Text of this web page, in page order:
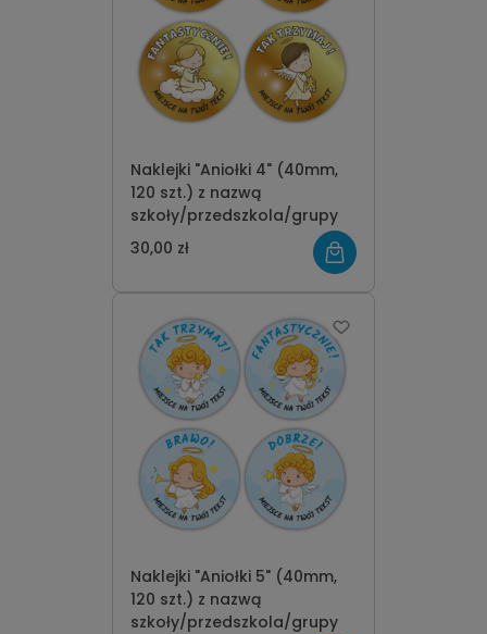
Naklejki "Aniołki 4" (40mm,
120 szt.) z nazwą
szkoły/przedszkola/grupy
30,00 zł
Naklejki "Aniołki 5" (40mm,
120 szt.) z nazwą
szkoły/przedszkola/grupy